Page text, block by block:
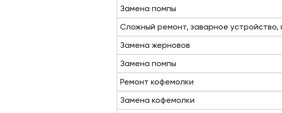
Замена помпы
Сложный ремонт, заварное
Замена жерновов
Замена помпы
Ремонт кофемолки
Замена кофемолки